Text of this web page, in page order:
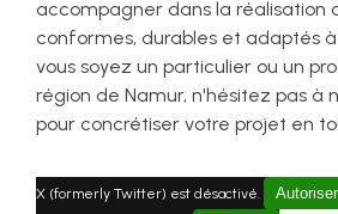
accompagner dans la réalisation
conformes, durables et adaptés à
vous soyez un particulier ou un
région de Namur, n'hésitez pas à
pour concrétiser votre projet en
X (formerly Twitter) est désactivé. Autoriser